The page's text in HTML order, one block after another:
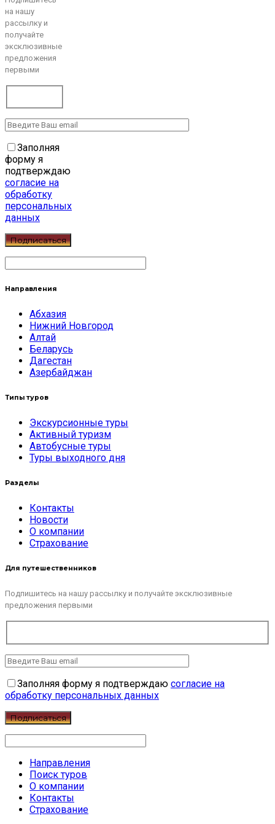
на нашу
рассылку и
получайте
эксклюзивные
предложения
первыми
Заполняя
форму я
подтверждаю
согласие на
обработку
персональных
данных
Направления
Абхазия
Нижний Новгород
Алтай
Беларусь
Дагестан
Азербайджан
Типы туров
Экскурсионные туры
Активный туризм
Автобусные туры
Туры выходного дня
Разделы
Контакты
Новости
О компании
Страхование
Для путешественников
Подпишитесь на нашу рассылку и получайте эксклюзивные
предложения первыми
Заполняя форму я подтверждаю согласие на
обработку персональных данных
Направления
Поиск туров
О компании
Контакты
Страхование